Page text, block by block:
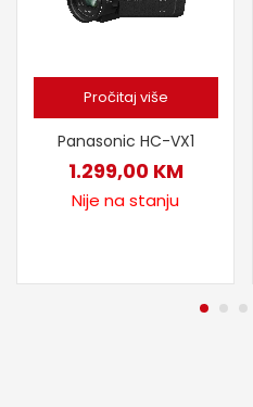
Pročitaj više
Panasonic HC-VX1
1.299,00 KM
Nije na stanju